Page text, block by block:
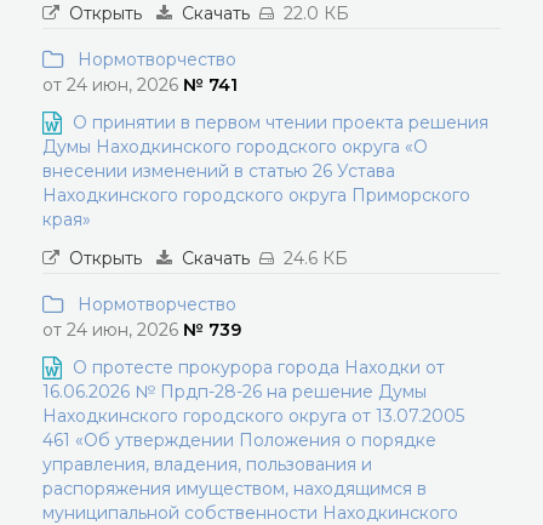
Открыть
Скачать 22.0 КБ
Нормотворчество
от 24 июн, 2026 № 741
О принятии в первом чтении проекта решения
Думы Находкинского городского округа «О
внесении изменений в статью 26 Устава
Находкинского городского округа Приморского
края»
Открыть
Скачать 24.6 КБ
Нормотворчество
от 24 июн, 2026 № 739
О протесте прокурора города Находки от
16.06.2026 № Прдп-28-26 на решение Думы
Находкинского городского округа от 13.07.2005
461 «Об утверждении Положения о порядке
управления, владения, пользования и
распоряжения имуществом, находящимся в
муниципальной собственности Находкинского